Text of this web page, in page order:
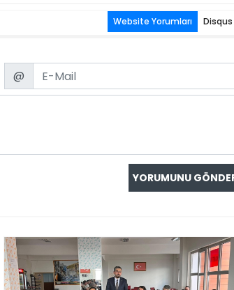
Website Yorumları Disqus
Email
@